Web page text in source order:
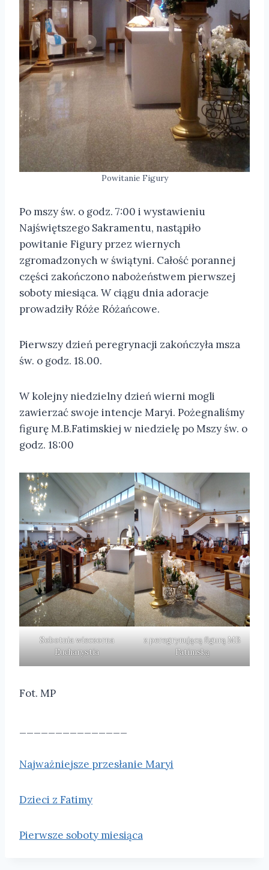
Powitanie Figury
Po mszy św. o godz. 7:00 i wystawieniu
Najświętszego Sakramentu, nastąpiło
powitanie Figury przez wiernych
zgromadzonych w świątyni. Całość porannej
części zakończono nabożeństwem pierwszej
soboty miesiąca. W ciągu dnia adoracje
prowadziły Róże Różańcowe.
Pierwszy dzień peregrynacji zakończyła msza
św. o godz. 18.00.
W kolejny niedzielny dzień wierni mogli
zawierzać swoje intencje Maryi. Pożegnaliśmy
figurę M.B.Fatimskiej w niedzielę po Mszy św. o
godz. 18:00
Sobotnia wieczorna
Eucharystia
z peregrynującą figurą MB
Fatimską
Fot. MP
Najważniejsze przesłanie Maryi
Dzieci z Fatimy
Pierwsze soboty miesiąca